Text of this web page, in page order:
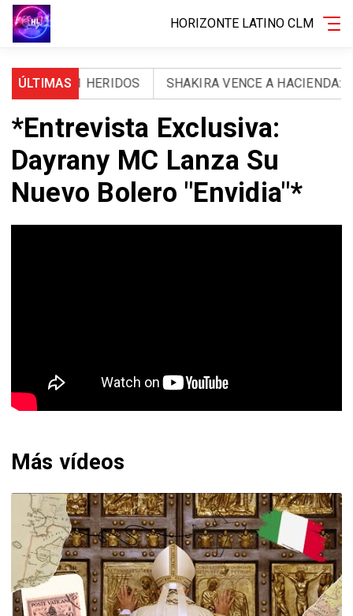
HORIZONTE LATINO CLM
ÚLTIMAS
Y 971 HERIDOS SHAKIRA VENCE A HACIENDA: LA
*Entrevista Exclusiva:
Dayrany MC Lanza Su
Nuevo Bolero "Envidia"*
Más vídeos